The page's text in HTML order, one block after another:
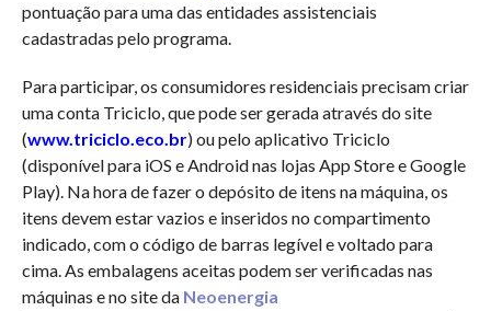
pontuação para uma das entidades assistenciais
cadastradas pelo programa.
Para participar, os consumidores residenciais precisam criar
uma conta Triciclo, que pode ser gerada através do site
(www.triciclo.eco.br) ou pelo aplicativo Triciclo
(disponível para iOS e Android nas lojas App Store e Google
Play). Na hora de fazer o depósito de itens na máquina, os
itens devem estar vazios e inseridos no compartimento
indicado, com o código de barras legível e voltado para
cima. As embalagens aceitas podem ser verificadas nas
máquinas e no site da Neoenergia